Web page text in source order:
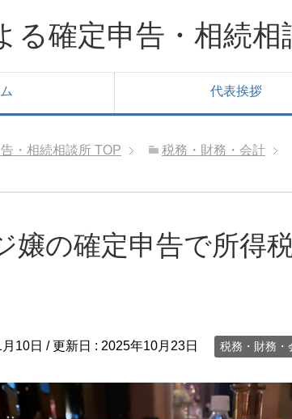
る確定申告・相続相
代表挨拶
・相続相談所 TOP 税務・財務・会計
嬢の確定申告で所得
10日 / 更新日 : 2025年10月23日 税務・財務・